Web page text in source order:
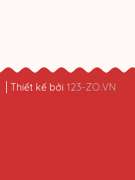
Thiết kế bởi 123-ZO.VN